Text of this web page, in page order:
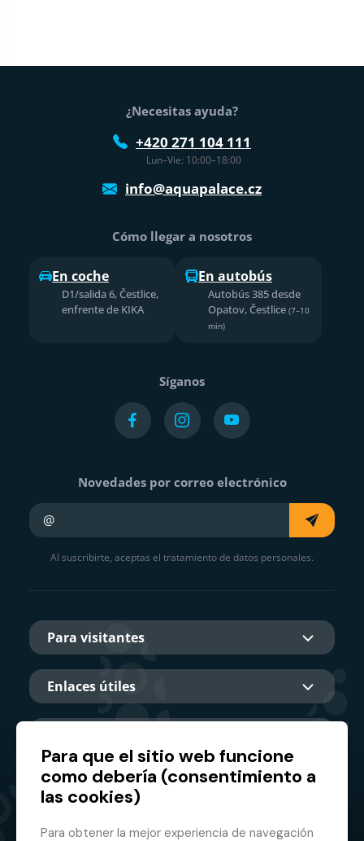
Pie de página
¿Necesitas ayuda?
+420 271 104 111
Lun–Vie: 10:00–18:00
info@aquapalace.cz
Cómo llegar a nosotros
En coche
D1/salida 6, Čestlice,
enfrente de KIKA
En autobús
Autobús 385 desde
Opatov, Čestlice (7–10
min)
Síganos
Novedades por correo electrónico
Al suscribirte, aceptas el tratamiento de datos personales.
Para visitantes
Enlaces útiles
Socio principal
Para que el sitio web funcione
como debería (consentimiento a
las cookies)
Para obtener la mejor experiencia de navegación